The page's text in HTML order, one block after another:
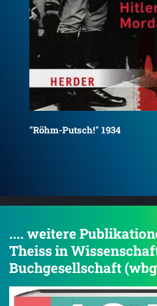
Anschlag auf Olympia
.... weitere
Theiss in
Buchgesellschaft